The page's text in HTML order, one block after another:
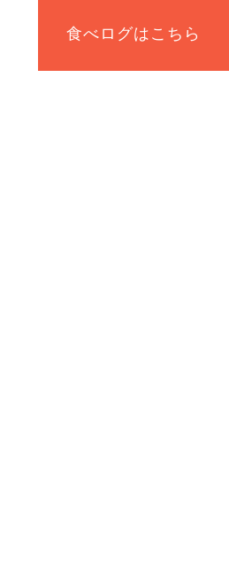
食べログはこちら